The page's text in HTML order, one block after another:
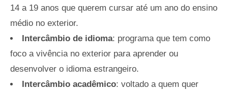
14 a 19 anos que querem cursar até um ano do ensino
médio no exterior.
Intercâmbio de idioma: programa que tem como
foco a vivência no exterior para aprender ou
desenvolver o idioma estrangeiro.
Intercâmbio acadêmico: voltado a quem quer